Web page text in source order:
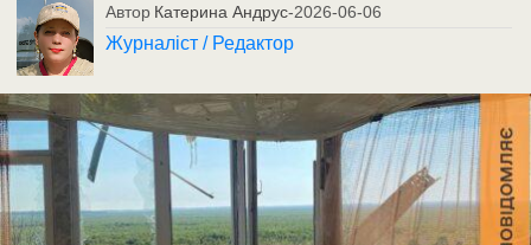
Автор Катерина Андрус-2026-06-06
Журналіст / Редактор